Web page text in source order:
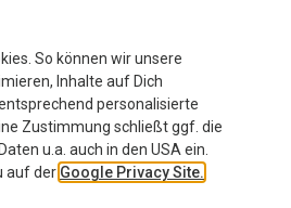
So können wir unsere
Inhalte auf Dich
personalisierte
Zustimmung schließt ggf. die
u.a. auch in den USA ein.
auf der Google Privacy Site.